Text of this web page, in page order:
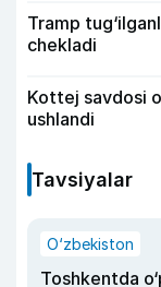
Tramp
chekladi
Kottej savdosi
ushlandi
Tavsiyalar
O‘zbekiston
Toshkentda